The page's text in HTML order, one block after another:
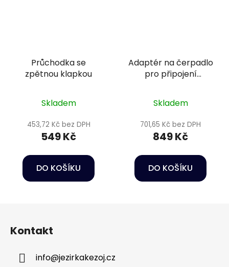
Průchodka se
zpětnou klapkou
Skladem
453,72 Kč bez DPH
549 Kč
DO KOŠÍKU
Adaptér na čerpadlo
pro připojení
Skladem
701,65 Kč bez DPH
849 Kč
DO KOŠÍKU
Kontakt
info@jezirkakezoj.cz